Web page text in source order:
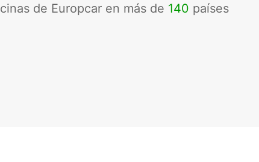
de Europcar en más de 140 países